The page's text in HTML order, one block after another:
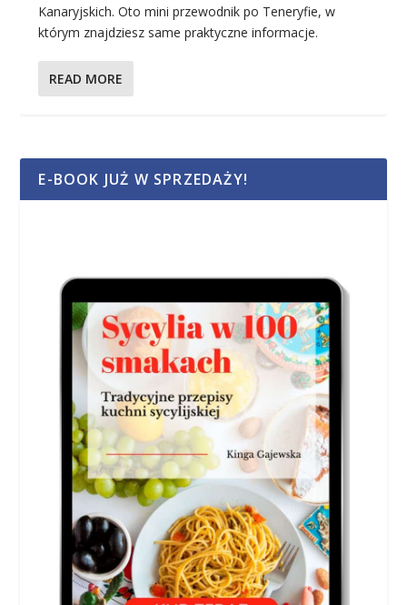
Kanaryjskich. Oto mini przewodnik po Teneryfie, w
którym znajdziesz same praktyczne informacje.
READ MORE
E-BOOK JUŻ W SPRZEDAŻY!